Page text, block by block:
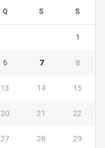
Q S S
1
6 7 8
13 14 15
20 21 22
27 28 29